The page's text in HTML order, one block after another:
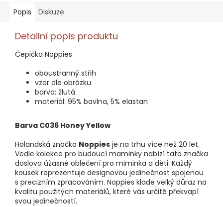
Popis Diskuze
Detailní popis produktu
Čepička Noppies
oboustranný střih
vzor dle obrázku
barva: žlutá
materiál: 95% bavlna, 5% elastan
Barva C036 Honey Yellow
Holandská značka Noppies je na trhu více než 20 let.
Vedle kolekce pro budoucí maminky nabízí tato značka
doslova úžasné oblečení pro miminka a děti. Každý
kousek reprezentuje designovou jedinečnost spojenou
s precizním zpracováním. Noppies klade velký důraz na
kvalitu použitých materiálů, které vás určitě překvapí
svou jedinečností.